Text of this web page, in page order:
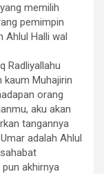
memilih
pemimpin
Ahlul Halli wal
Radliyallahu
kaum Muhajirin
orang
aku akan
tangannya
adalah Ahlul
akhirnya